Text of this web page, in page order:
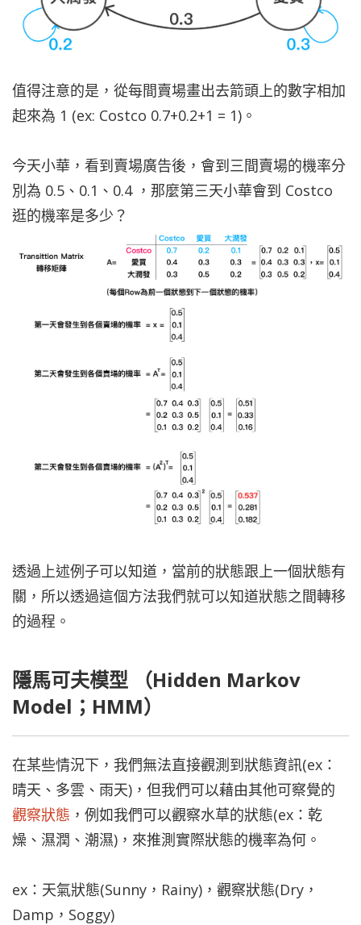
值得注意的是，從每間賣場畫出去箭頭上的數字相加
起來為 1 (ex: Costco 0.7+0.2+1 = 1)。
今天小華，看到賣場廣告後，會到三間賣場的機率分
別為 0.5、0.1、0.4 ，那麼第三天小華會到 Costco
逛的機率是多少？
透過上述例子可以知道，當前的狀態跟上一個狀態有
關，所以透過這個方法我們就可以知道狀態之間轉移
的過程。
隱馬可夫模型 （Hidden Markov
Model；HMM）
在某些情況下，我們無法直接觀測到狀態資訊(ex：
晴天、多雲、雨天)，但我們可以藉由其他可察覺的
觀察狀態 ，例如我們可以觀察水草的狀態(ex：乾
燥、濕潤、潮濕)，來推測實際狀態的機率為何。
ex：天氣狀態(Sunny，Rainy)，觀察狀態(Dry，
Damp，Soggy)